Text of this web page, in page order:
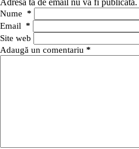
Adresa ta de email nu va fi publicată.
Nume *
Email *
Site web
Adaugă un comentariu *